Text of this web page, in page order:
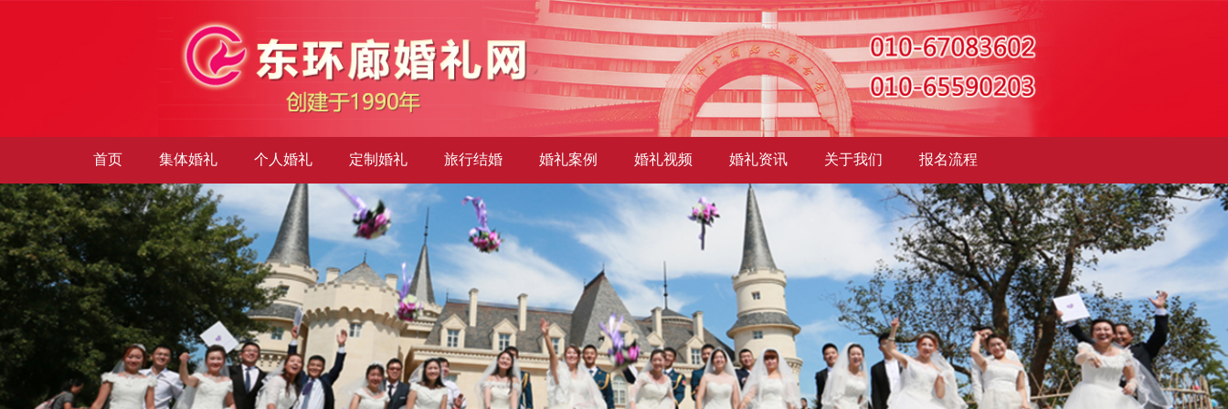
首页 集体婚礼 个人婚礼 定制婚礼 旅行结婚 婚礼案例 婚礼视频 婚礼资讯 关于我们 报名流程